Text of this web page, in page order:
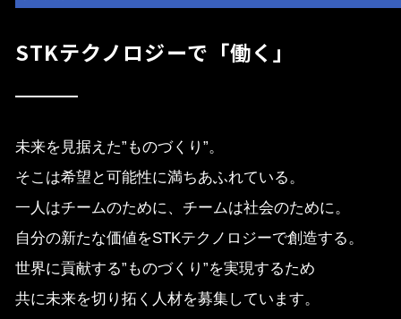
STKテクノロジーで「働く」
未来を見据えた”ものづくり”。
そこは希望と可能性に満ちあふれている。
一人はチームのために、チームは社会のために。
自分の新たな価値をSTKテクノロジーで創造する。
世界に貢献する”ものづくり”を実現するため
共に未来を切り拓く人材を募集しています。